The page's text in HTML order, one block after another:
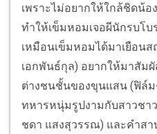
เพราะไม่อยากให้ใกล้ชิดน้
ทำให้เข็มหอมเจอผีนักรบโ
เหมือนเข็มหอมได้มาเยือน
เอกพันธ์กุล) อยากให้มาสัมผั
ต่างชนชั้นของขุนแสน (ฟิล์
ทหารหนุ่มรูปงามกับสาวช
ชดา แสงสุวรรณ) และคำส